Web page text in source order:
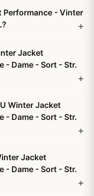
Performance - Vinter
Jacket
- Dame - Sort - Str.
Winter Jacket
- Dame - Sort - Str.
Jacket
- Dame - Sort - Str.